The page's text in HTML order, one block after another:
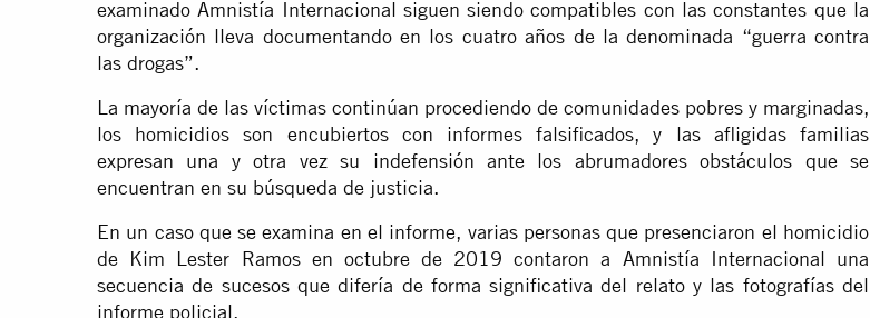
examinado Amnistía Internacional siguen siendo compatibles con las constantes que la
organización lleva documentando en los cuatro años de la denominada “guerra contra
las drogas”.
La mayoría de las víctimas continúan procediendo de comunidades pobres y marginadas,
los homicidios son encubiertos con informes falsificados, y las afligidas familias
expresan una y otra vez su indefensión ante los abrumadores obstáculos que se
encuentran en su búsqueda de justicia.
En un caso que se examina en el informe, varias personas que presenciaron el homicidio
de Kim Lester Ramos en octubre de 2019 contaron a Amnistía Internacional una
secuencia de sucesos que difería de forma significativa del relato y las fotografías del
informe policial.